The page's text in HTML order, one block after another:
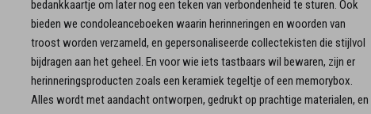
bedankkaartje om later nog een teken van verbondenheid te sturen. Ook
bieden we condoleanceboeken waarin herinneringen en woorden van
troost worden verzameld, en gepersonaliseerde collectekisten die stijlvol
bijdragen aan het geheel. En voor wie iets tastbaars wil bewaren, zijn er
herinneringsproducten zoals een keramiek tegeltje of een memorybox.
Alles wordt met aandacht ontworpen, gedrukt op prachtige materialen, en